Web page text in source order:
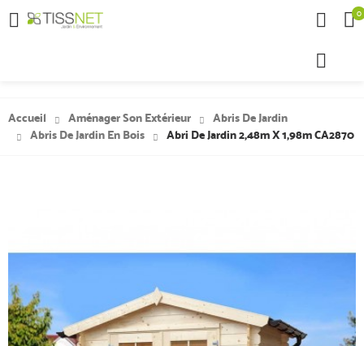
 0
Accueil Aménager Son Extérieur
Abris De Jardin
Abris De Jardin En Bois
Abri De Jardin 2,48m X 1,98m CA2870